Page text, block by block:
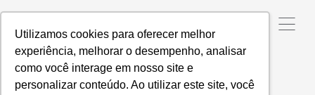
Utilizamos cookies para oferecer melhor
experiência, melhorar o desempenho, analisar
como você interage em nosso site e
personalizar conteúdo. Ao utilizar este site, você
Data da Postagem:03/11/2023 Categoria:
PROJETOS